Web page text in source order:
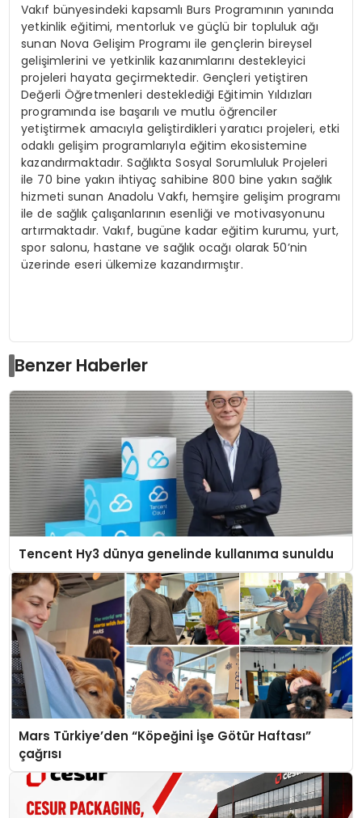
Vakıf bünyesindeki kapsamlı Burs Programının yanında
yetkinlik eğitimi, mentorluk ve güçlü bir topluluk ağı
sunan Nova Gelişim Programı ile gençlerin bireysel
gelişimlerini ve yetkinlik kazanımlarını destekleyici
projeleri hayata geçirmektedir. Gençleri yetiştiren
Değerli Öğretmenleri desteklediği Eğitimin Yıldızları
programında ise başarılı ve mutlu öğrenciler
yetiştirmek amacıyla geliştirdikleri yaratıcı projeleri, etki
odaklı gelişim programlarıyla eğitim ekosistemine
kazandırmaktadır. Sağlıkta Sosyal Sorumluluk Projeleri
ile 70 bine yakın ihtiyaç sahibine 800 bine yakın sağlık
hizmeti sunan Anadolu Vakfı, hemşire gelişim programı
ile de sağlık çalışanlarının esenliği ve motivasyonunu
artırmaktadır. Vakıf, bugüne kadar eğitim kurumu, yurt,
spor salonu, hastane ve sağlık ocağı olarak 50’nin
üzerinde eseri ülkemize kazandırmıştır.
Benzer Haberler
Tencent Hy3 dünya genelinde kullanıma sunuldu
Mars Türkiye’den “Köpeğini İşe Götür Haftası”
çağrısı